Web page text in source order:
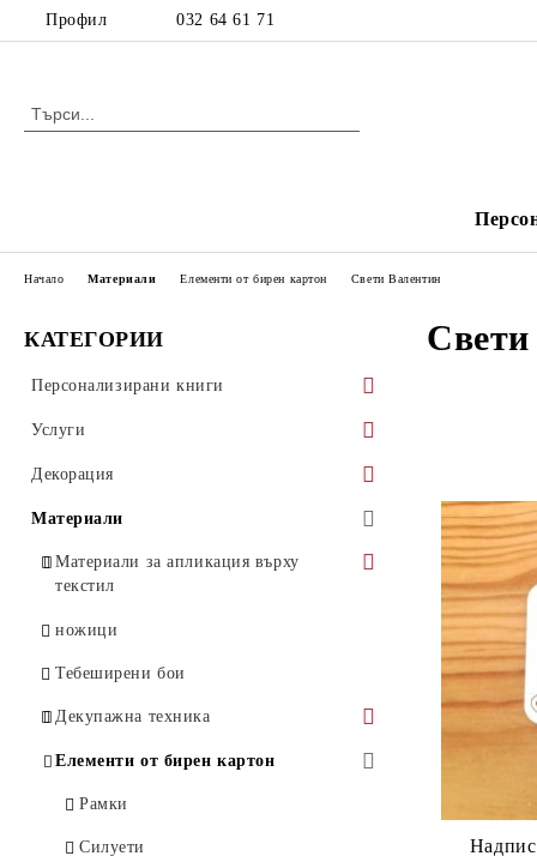
Профил 032 64 61 71
КАТЕГОРИИ
Персонализирани книги
Детски книжки
Издания с рецепти
Услуги
Печат
Фактури и химизирани документи
Декорация
Декорация за деца
Материали
Материали за апликация върху
текстил
Гладко фолио за апликация върху
ножици
Тебеширени бои
Декупажна техника
Вакси, антични пасти
Салфетки
Африка
Лепила, лакове, медиуми
Елементи от бирен картон
Рамки
Силуети
Начало Материали Елементи от бирен картон Свети Валентин